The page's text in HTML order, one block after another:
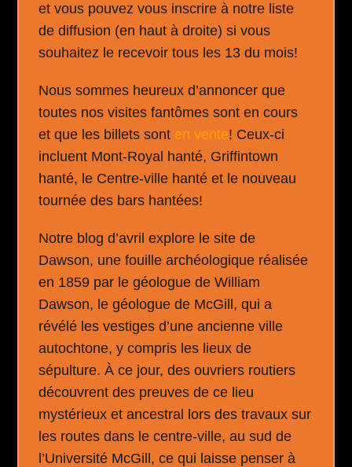
et vous pouvez vous inscrire à notre liste
de diffusion (en haut à droite) si vous
souhaitez le recevoir tous les 13 du mois!
Nous sommes heureux d’annoncer que
toutes nos visites fantômes sont en cours
et que les billets sont en vente! Ceux-ci
incluent Mont-Royal hanté, Griffintown
hanté, le Centre-ville hanté et le nouveau
tournée des bars hantées!
Notre blog d’avril explore le site de
Dawson, une fouille archéologique réalisée
en 1859 par le géologue de William
Dawson, le géologue de McGill, qui a
révélé les vestiges d’une ancienne ville
autochtone, y compris les lieux de
sépulture. À ce jour, des ouvriers routiers
découvrent des preuves de ce lieu
mystérieux et ancestral lors des travaux sur
les routes dans le centre-ville, au sud de
l’Université McGill, ce qui laisse penser à